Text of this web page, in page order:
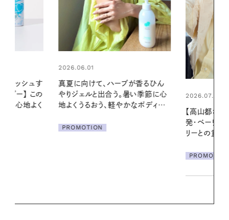
が香るひん
い季節に心
なボディケ
2026.07.21
【高山都さんが楽しむデンマーク
リーとの重ねづけも素敵な大人の
2026.06.01
の一日。汗ば